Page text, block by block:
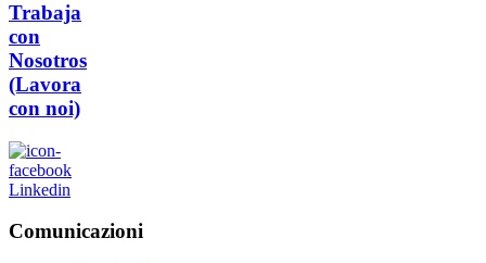
Trabaja
con
Nosotros
(Lavora
con noi)
Linkedin
Comunicazioni